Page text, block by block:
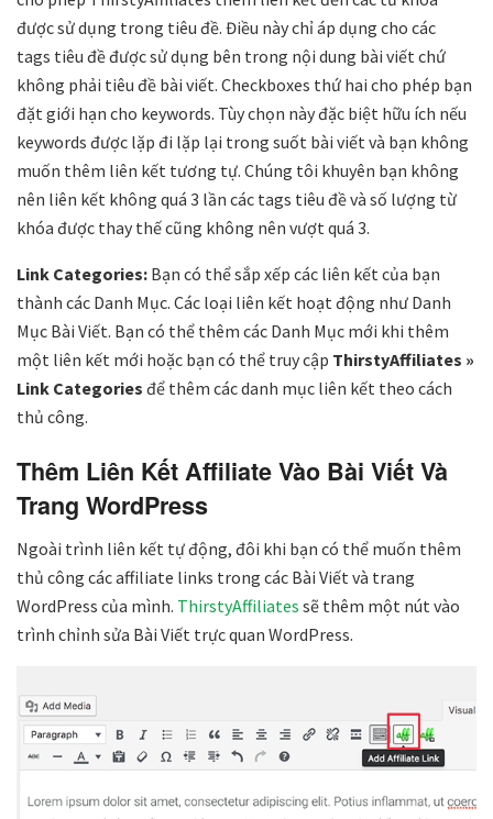
được sử dụng trong tiêu đề. Điều này chỉ áp dụng cho các
tags tiêu đề được sử dụng bên trong nội dung bài viết chứ
không phải tiêu đề bài viết. Checkboxes thứ hai cho phép bạn
đặt giới hạn cho keywords. Tùy chọn này đặc biệt hữu ích nếu
keywords được lặp đi lặp lại trong suốt bài viết và bạn không
muốn thêm liên kết tương tự. Chúng tôi khuyên bạn không
nên liên kết không quá 3 lần các tags tiêu đề và số lượng từ
khóa được thay thế cũng không nên vượt quá 3.
Link Categories: Bạn có thể sắp xếp các liên kết của bạn
thành các Danh Mục. Các loại liên kết hoạt động như Danh
Mục Bài Viết. Bạn có thể thêm các Danh Mục mới khi thêm
một liên kết mới hoặc bạn có thể truy cập ThirstyAffiliates »
Link Categories để thêm các danh mục liên kết theo cách
thủ công.
Thêm Liên Kết Affiliate Vào Bài Viết Và
Trang WordPress
Ngoài trình liên kết tự động, đôi khi bạn có thể muốn thêm
thủ công các affiliate links trong các Bài Viết và trang
WordPress của mình. ThirstyAffiliates sẽ thêm một nút vào
trình chỉnh sửa Bài Viết trực quan WordPress.